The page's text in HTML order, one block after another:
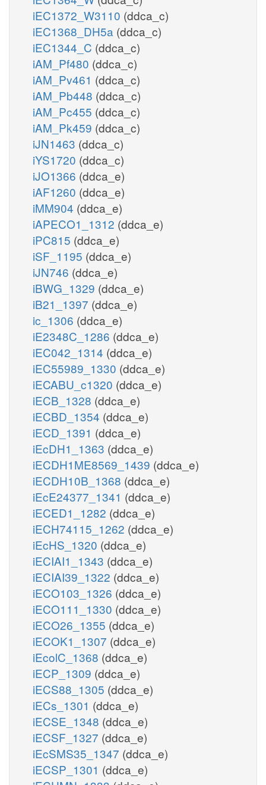
iEC1372_W3110 (ddca_c)
iEC1368_DH5a (ddca_c)
iEC1344_C (ddca_c)
iAM_Pf480 (ddca_c)
iAM_Pv461 (ddca_c)
iAM_Pb448 (ddca_c)
iAM_Pc455 (ddca_c)
iAM_Pk459 (ddca_c)
iJN1463 (ddca_c)
iYS1720 (ddca_c)
iJO1366 (ddca_e)
iAF1260 (ddca_e)
iMM904 (ddca_e)
iAPECO1_1312 (ddca_e)
iPC815 (ddca_e)
iSF_1195 (ddca_e)
iJN746 (ddca_e)
iBWG_1329 (ddca_e)
iB21_1397 (ddca_e)
ic_1306 (ddca_e)
iE2348C_1286 (ddca_e)
iEC042_1314 (ddca_e)
iEC55989_1330 (ddca_e)
iECABU_c1320 (ddca_e)
iECB_1328 (ddca_e)
iECBD_1354 (ddca_e)
iECD_1391 (ddca_e)
iEcDH1_1363 (ddca_e)
iECDH1ME8569_1439 (ddca_e)
iECDH10B_1368 (ddca_e)
iEcE24377_1341 (ddca_e)
iECED1_1282 (ddca_e)
iECH74115_1262 (ddca_e)
iEcHS_1320 (ddca_e)
iECIAI1_1343 (ddca_e)
iECIAI39_1322 (ddca_e)
iECO103_1326 (ddca_e)
iECO111_1330 (ddca_e)
iECO26_1355 (ddca_e)
iECOK1_1307 (ddca_e)
iEcolC_1368 (ddca_e)
iECP_1309 (ddca_e)
iECS88_1305 (ddca_e)
iECs_1301 (ddca_e)
iECSE_1348 (ddca_e)
iECSF_1327 (ddca_e)
iEcSMS35_1347 (ddca_e)
iECSP_1301 (ddca_e)